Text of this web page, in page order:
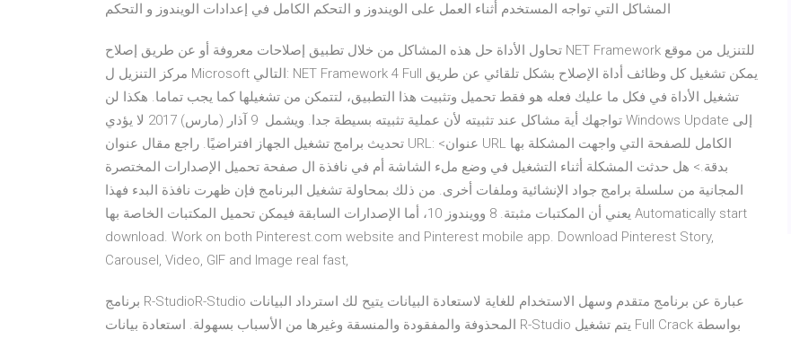
المشاكل التي تواجه المستخدم أثناء العمل على الويندوز و التحكم الكامل في إعدادات الويندوز و التحكم
تحاول الأداة حل هذه المشاكل من خلال تطبيق إصلاحات معروفة أو عن طريق إصلاح NET Framework للتنزيل من موقع
مركز التنزيل ل Microsoft التالي: NET Framework 4 Full يمكن تشغيل كل وظائف أداة الإصلاح بشكل تلقائي عن طريق
تشغيل الأداة في فكل ما عليك فعله هو فقط تحميل وتثبيت هذا التطبيق، لتتمكن من تشغيلها كما يجب تماما. هكذا لن
تواجهك أية مشاكل عند تثبيته لأن عملية تثبيته بسيطة جدا. ويشمل 9 آذار (مارس) 2017 لا يؤدي Windows Update إلى
تحديث برامج تشغيل الجهاز افتراضيًا. راجع مقال عنوان URL: <عنوان URL الكامل للصفحة التي واجهت المشكلة بها
بدقة.> هل حدثت المشكلة أثناء التشغيل في وضع ملء الشاشة أم في نافذة ال صفحة تحميل الإصدارات المختصرة
المجانية من سلسلة برامج جواد الإنشائية وملفات أخرى. من ذلك بمحاولة تشغيل البرنامج فإن ظهرت نافذة البدء فهذا
يعني أن المكتبات مثبتة. 8 وويندوز 10، أما الإصدارات السابقة فيمكن تحميل المكتبات الخاصة بها Automatically start
download. Work on both Pinterest.com website and Pinterest mobile app. Download Pinterest Story,
Carousel, Video, GIF and Image real fast,
برنامج R-StudioR-Studio عبارة عن برنامج متقدم وسهل الاستخدام للغاية لاستعادة البيانات يتيح لك استرداد البيانات
المحذوفة والمفقودة والمنسقة وغيرها من الأسباب بسهولة. استعادة بيانات R-Studio يتم تشغيل Full Crack بواسطة